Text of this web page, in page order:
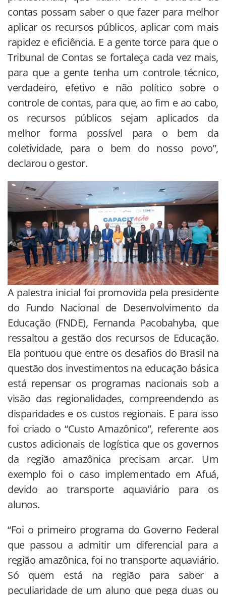
contas possam saber o que fazer para melhor
aplicar os recursos públicos, aplicar com mais
rapidez e eficiência. E a gente torce para que o
Tribunal de Contas se fortaleça cada vez mais,
para que a gente tenha um controle técnico,
verdadeiro, efetivo e não político sobre o
controle de contas, para que, ao fim e ao cabo,
os recursos públicos sejam aplicados da
melhor forma possível para o bem da
coletividade, para o bem do nosso povo”,
declarou o gestor.
A palestra inicial foi promovida pela presidente
do Fundo Nacional de Desenvolvimento da
Educação (FNDE), Fernanda Pacobahyba, que
ressaltou a gestão dos recursos de Educação.
Ela pontuou que entre os desafios do Brasil na
questão dos investimentos na educação básica
está repensar os programas nacionais sob a
visão das regionalidades, compreendendo as
disparidades e os custos regionais. E para isso
foi criado o “Custo Amazônico”, referente aos
custos adicionais de logística que os governos
da região amazônica precisam arcar. Um
exemplo foi o caso implementado em Afuá,
devido ao transporte aquaviário para os
alunos.
“Foi o primeiro programa do Governo Federal
que passou a admitir um diferencial para a
região amazônica, foi no transporte aquaviário.
Só quem está na região para saber a
peculiaridade de um aluno que pega duas ou